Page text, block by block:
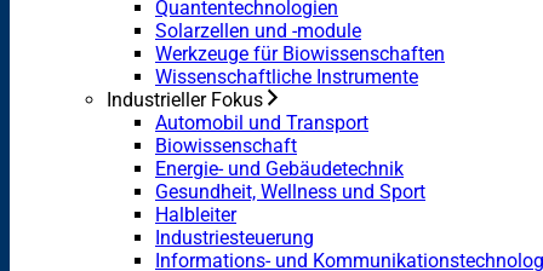
Quantentechnologien
Solarzellen und -module
Werkzeuge für Biowissenschaften
Wissenschaftliche Instrumente
Industrieller Fokus
Automobil und Transport
Biowissenschaft
Energie- und Gebäudetechnik
Gesundheit, Wellness und Sport
Halbleiter
Industriesteuerung
Informations- und